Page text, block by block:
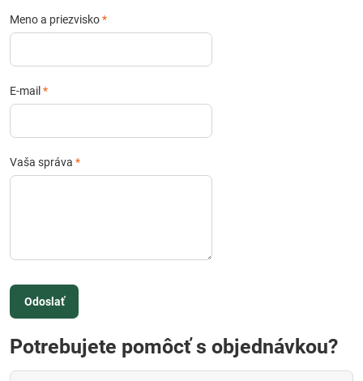
Meno a priezvisko*
E-mail *
Vaša správa *
Odoslať
Potrebujete pomôcť s objednávkou?